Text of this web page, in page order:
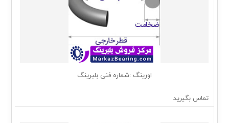
اورینگ :شماره فنی بلبرینگ
تماس بگیرید